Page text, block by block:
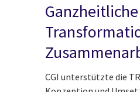
CGI unterstützte die